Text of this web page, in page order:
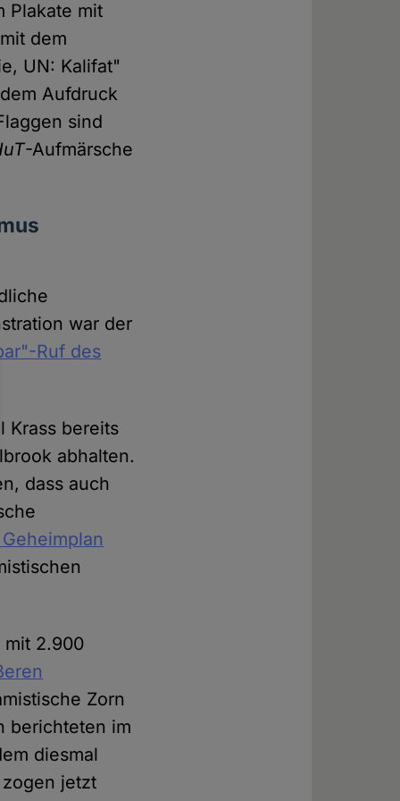
Plakate mit
dem
UN: Kalifat"
Aufdruck
sind
-Aufmärsche
war der
Ruf des
Krass bereits
abhalten.
dass auch
mit 2.900
Zorn
berichteten im
diesmal
jetzt